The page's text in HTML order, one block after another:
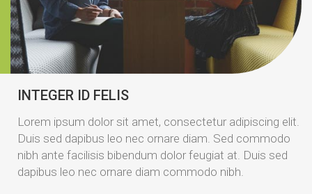
INTEGER ID FELIS
Lorem ipsum dolor sit amet, consectetur adipiscing elit.
Duis sed dapibus leo nec ornare diam. Sed commodo
nibh ante facilisis bibendum dolor feugiat at. Duis sed
dapibus leo nec ornare diam commodo nibh.